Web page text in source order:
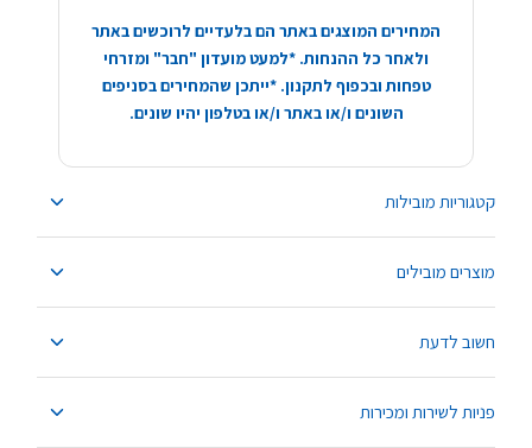
קטגוריות מובילות
מוצרים מובילים
חשוב לדעת
פניות לשירות ומכירות
המחירים המוצגים באתר הם בלעדיים לרוכשים באתר
ולאחר כל ההנחות. *למעט מועדון "חבר" ומזרחי
טפחות ובכפוף לתקנון. *ייתכן שהמחירים בסניפים
השונים ו/או באתר ו/או בטלפון יהיו שונים.